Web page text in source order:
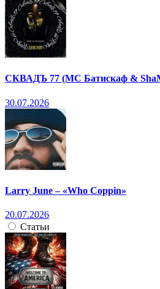
СКВАДЪ 77 (МС Батискаф &
30.07.2026
Larry June – «Who Coppin»
20.07.2026
Статьи